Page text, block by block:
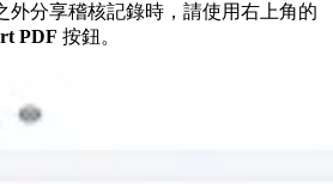
外分享稽核記錄時，請使用右上角的
PDF 按鈕。